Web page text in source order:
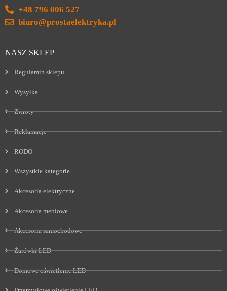
+48 796 006 527
biuro@prostaelektryka.pl
NASZ SKLEP
Regulamin sklepu
Wysyłka
Zwroty
Reklamacje
RODO
Wszystkie kategorie
Akcesoria elektryczne
Akcesoria meblowe
Akcesoria samochodowe
Żarówki LED
Domowe oświetlenie LED